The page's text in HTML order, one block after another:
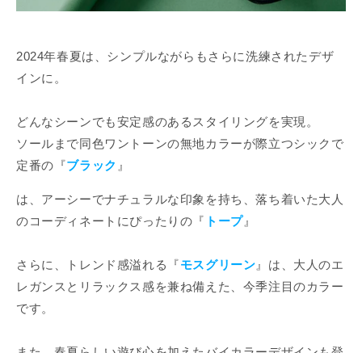
2024年春夏は、シンプルながらもさらに洗練されたデザ
インに。
どんなシーンでも安定感のあるスタイリングを実現。
ソールまで同色ワントーンの無地カラーが際立つシックで
定番の『ブラック 』
は、アーシーでナチュラルな印象を持ち、落ち着いた大人
のコーディネートにぴったりの『 トープ』
さらに、トレンド感溢れる『モスグリーン 』は、大人のエ
レガンスとリラックス感を兼ね備えた、今季注目のカラー
です。